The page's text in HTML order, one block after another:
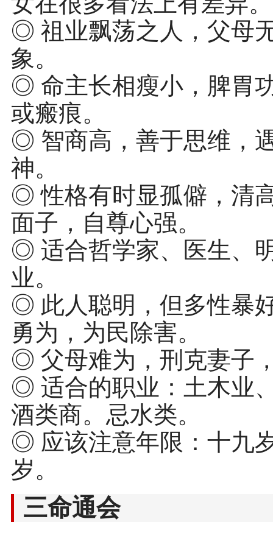
◎ 祖业飘荡之人，父母
象。
◎ 命主长相瘦小，脾胃
或瘢痕。
◎ 智商高，善于思维，
神。
◎ 性格有时显孤僻，清
面子，自尊心强。
◎ 适合哲学家、医生、
业。
◎ 此人聪明，但多性暴
勇为，为民除害。
◎ 父母难为，刑克妻子
◎ 适合的职业：土木业
酒类商。忌水类。
◎ 应该注意年限：十九
岁。
三命通会